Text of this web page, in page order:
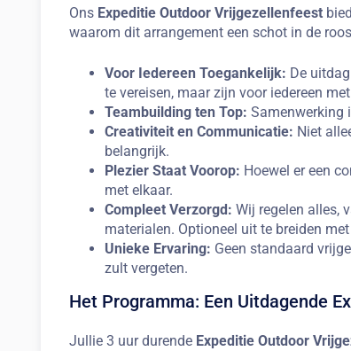
Ons Expeditie Outdoor Vrijgezellenfeest
waarom dit arrangement een schot in de
Voor Iedereen Toegankelijk: De
te vereisen, maar zijn voor iedereen
Teambuilding ten Top: Samenwerking
Creativiteit en Communicatie: Niet
belangrijk.
Plezier Staat Voorop: Hoewel er een
met elkaar.
Compleet Verzorgd: Wij regelen alles,
materialen. Optioneel uit te breiden
Unieke Ervaring: Geen standaard
zult vergeten.
Het Programma: Een Uitdagende
Jullie 3 uur durende Expeditie Outdoor